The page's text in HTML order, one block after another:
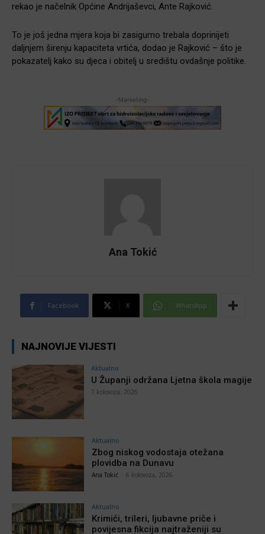
rekao je načelnik Općine Andrijaševci, Ante Rajković.
To je još jedna mjera koja bi zasigurno trebala doprinijeti
daljnjem širenju kapaciteta vrtića, dodao je Rajković – što je
pokazatelj kako su djeca i obitelj u središtu ovdašnje politike.
-Marketing-
Ana Tokić
Facebook X WhatsApp
NAJNOVIJE VIJESTI
Aktualno
U Županji održana Ljetna škola magije
7 kolovoza, 2026
Aktualno
Zbog niskog vodostaja otežana
plovidba na Dunavu
Ana Tokić 6 kolovoza, 2026
Aktualno
Krimići, trileri, ljubavne priče i
povijesna fikcija najtraženiji su